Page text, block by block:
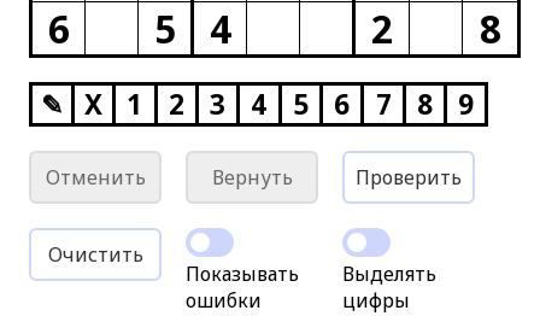
6
5 4 2 8
✎ X 1 2 3 4 5 6 7 8 9
Отменить Вернуть Проверить
Очистить
Показывать
ошибки
Выделять
цифры